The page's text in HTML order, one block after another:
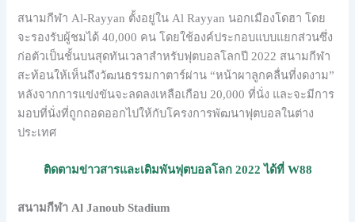
สนามกีฬา Al-Rayyan ตั้งอยู่ใน Al Rayyan นอกเมืองโดฮา โดย
จะรองรับผู้ชมได้ 40,000 คน โดยใช้องค์ประกอบแบบแยกส่วนซึ่ง
ก่อตัวเป็นชั้นบนสุดทันเวลาสำหรับฟุตบอลโลกปี 2022 สนามกีฬา
สะท้อนให้เห็นถึงวัฒนธรรมกาตาร์ผ่าน “หน้าผาลูกคลื่นที่งดงาม”
หลังจากการแข่งขันจะลดลงเหลือเกือบ 20,000 ที่นั่ง และจะมีการ
มอบที่นั่งที่ถูกถอดออกไปให้กับโครงการพัฒนาฟุตบอลในต่าง
ประเทศ
ติดตามข่าวสารและเดิมพันฟุตบอลโลก 2022 ได้ที่ W88
สนามกีฬา Al Janoub Stadium